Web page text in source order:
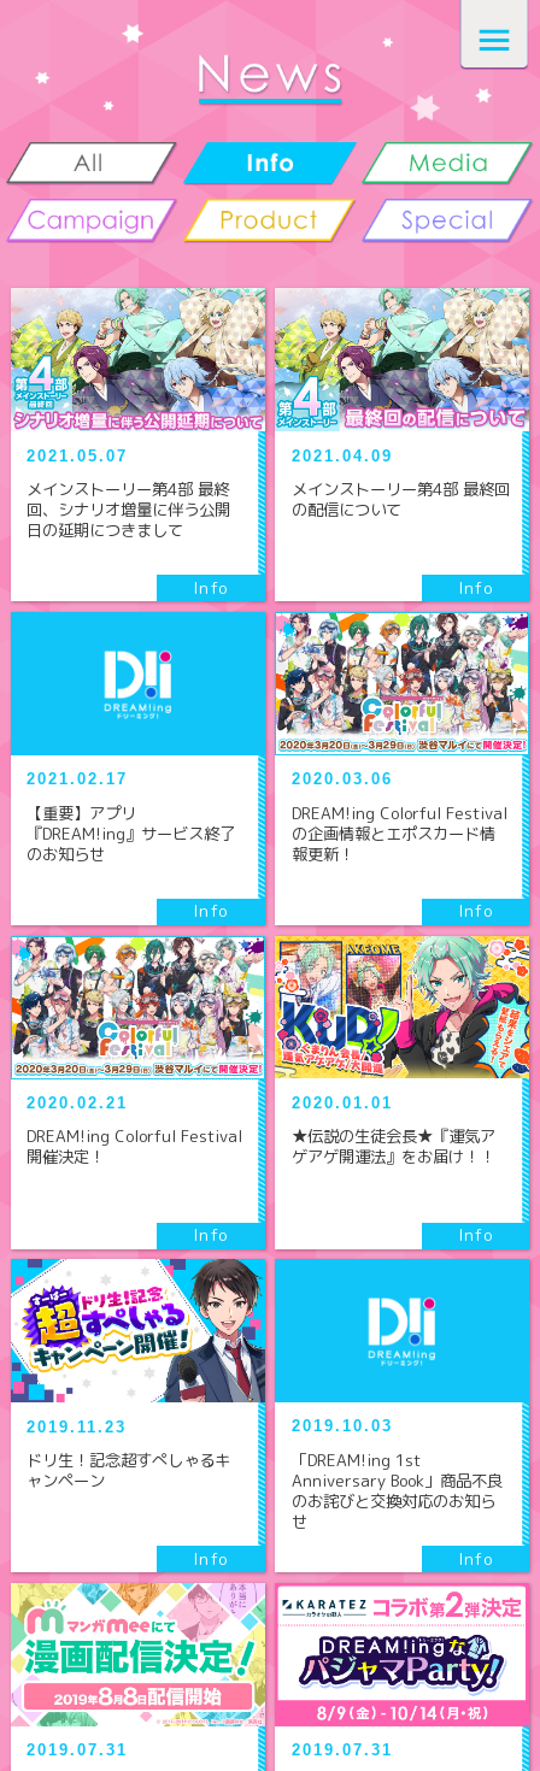
2021.05.07
メインストーリー第4部 最終
回、シナリオ増量に伴う公開
日の延期につきまして
2021.04.09
メインストーリー第4部 最終回
の配信について
2021.02.17
【重要】アプリ
『DREAM!ing』サービス終了
のお知らせ
2020.03.06
DREAM!ing Colorful Festival
の企画情報とエポスカード情
報更新！
2020.02.21
DREAM!ing Colorful Festival
開催決定！
2020.01.01
★伝説の生徒会長★『運気ア
ゲアゲ開運法』をお届け！！
2019.11.23
ドリ生！記念超すぺしゃるキ
ャンペーン
2019.10.03
「DREAM!ing 1st
Anniversary Book」商品不良
のお詫びと交換対応のお知ら
せ
2019.07.31 2019.07.31